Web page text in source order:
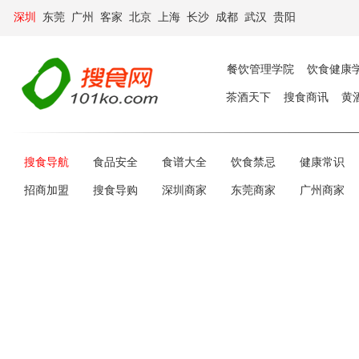
深圳 东莞 广州 客家 北京 上海 长沙 成都 武汉 贵阳
餐饮管理学院 饮食健康
茶酒天下 搜食商讯 黄
搜食导航 食品安全 食谱大全 饮食禁忌 健康常识
招商加盟 搜食导购 深圳商家 东莞商家 广州商家